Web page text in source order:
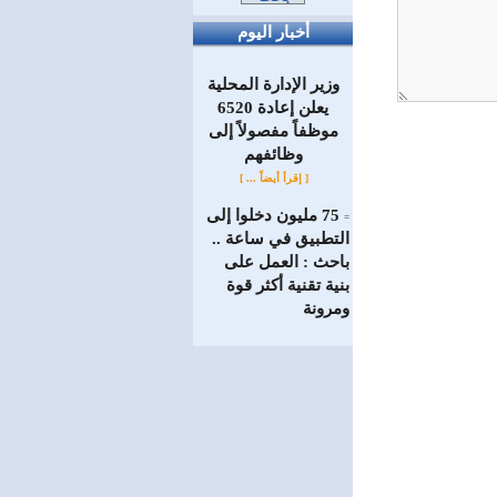
أخبار اليوم
وزير الإدارة المحلية
يعلن إعادة 6520
موظفاً مفصولاً إلى
‏وظائفهم
[ إقرأ أيضاً ... ]
=
75 مليون دخلوا إلى
التطبيق في ساعة ..
باحث : العمل على
بنية تقنية أكثر قوة
ومرونة